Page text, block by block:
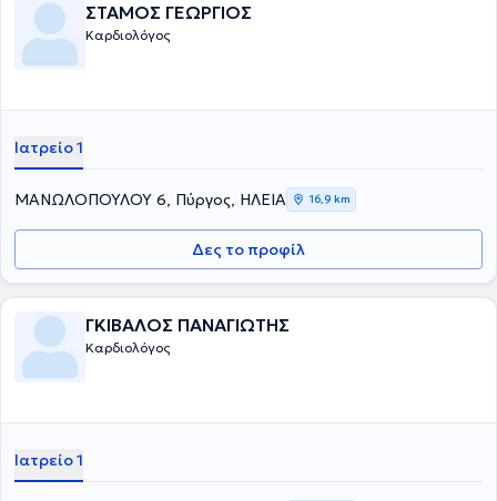
ΣΤΑΜΟΣ ΓΕΩΡΓΙΟΣ
Καρδιολόγος
Ιατρείο 1
ΜΑΝΩΛΟΠΟΥΛΟΥ 6, Πύργος, ΗΛΕΙΑ 16,9 km
Δες το προφίλ
ΓΚΙΒΑΛΟΣ ΠΑΝΑΓΙΩΤΗΣ
Καρδιολόγος
Ιατρείο 1